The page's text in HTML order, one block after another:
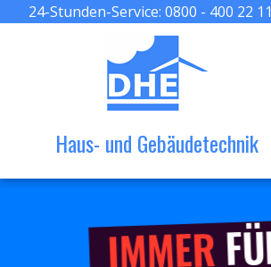
24-Stunden-Service: 0800 - 400 22 11
Haus- und Gebäudetechnik
IMMER